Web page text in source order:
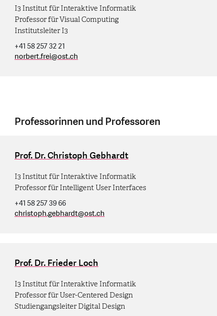
I3 Institut für Interaktive Informatik
Professor für Visual Computing
Institutsleiter I3
+41 58 257 32 21
norbert.frei@ost.ch
Professorinnen und Professoren
Prof. Dr. Christoph Gebhardt
I3 Institut für Interaktive Informatik
Professor für Intelligent User Interfaces
+41 58 257 39 66
christoph.gebhardt@ost.ch
Prof. Dr. Frieder Loch
I3 Institut für Interaktive Informatik
Professor für User-Centered Design
Studiengangsleiter Digital Design